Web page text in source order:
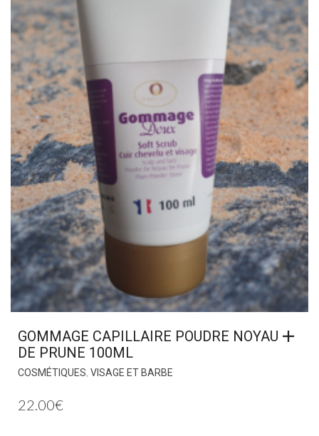
GOMMAGE CAPILLAIRE POUDRE NOYAU
DE PRUNE 100ML
COSMÉTIQUES, VISAGE ET BARBE
22.00€